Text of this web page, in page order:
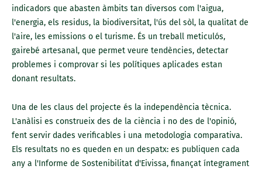
indicadors que abasten àmbits tan diversos com l'aigua,
l'energia, els residus, la biodiversitat, l'ús del sòl, la qualitat de
l'aire, les emissions o el turisme. És un treball meticulós,
gairebé artesanal, que permet veure tendències, detectar
problemes i comprovar si les polítiques aplicades estan
donant resultats.
Una de les claus del projecte és la independència tècnica.
L'anàlisi es construeix des de la ciència i no des de l'opinió,
fent servir dades verificables i una metodologia comparativa.
Els resultats no es queden en un despatx: es publiquen cada
any a l'Informe de Sostenibilitat d'Eivissa, finançat íntegrament